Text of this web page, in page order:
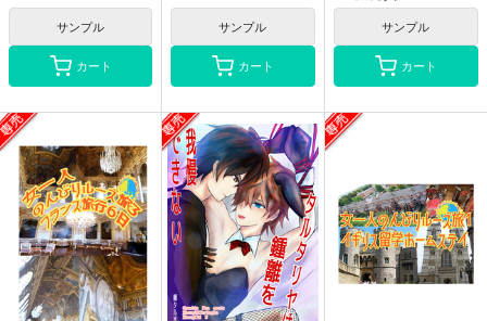
モーディス
アナイクスサンプル
カート
関西万博
サーキュラー
サンプル
カート
カーヴェ
Alhaitham
サンプル
カート